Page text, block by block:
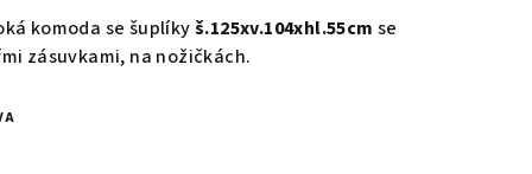
komoda se šuplíkyš.125xv.104xhl.55cm se
zásuvkami, na nožičkách.